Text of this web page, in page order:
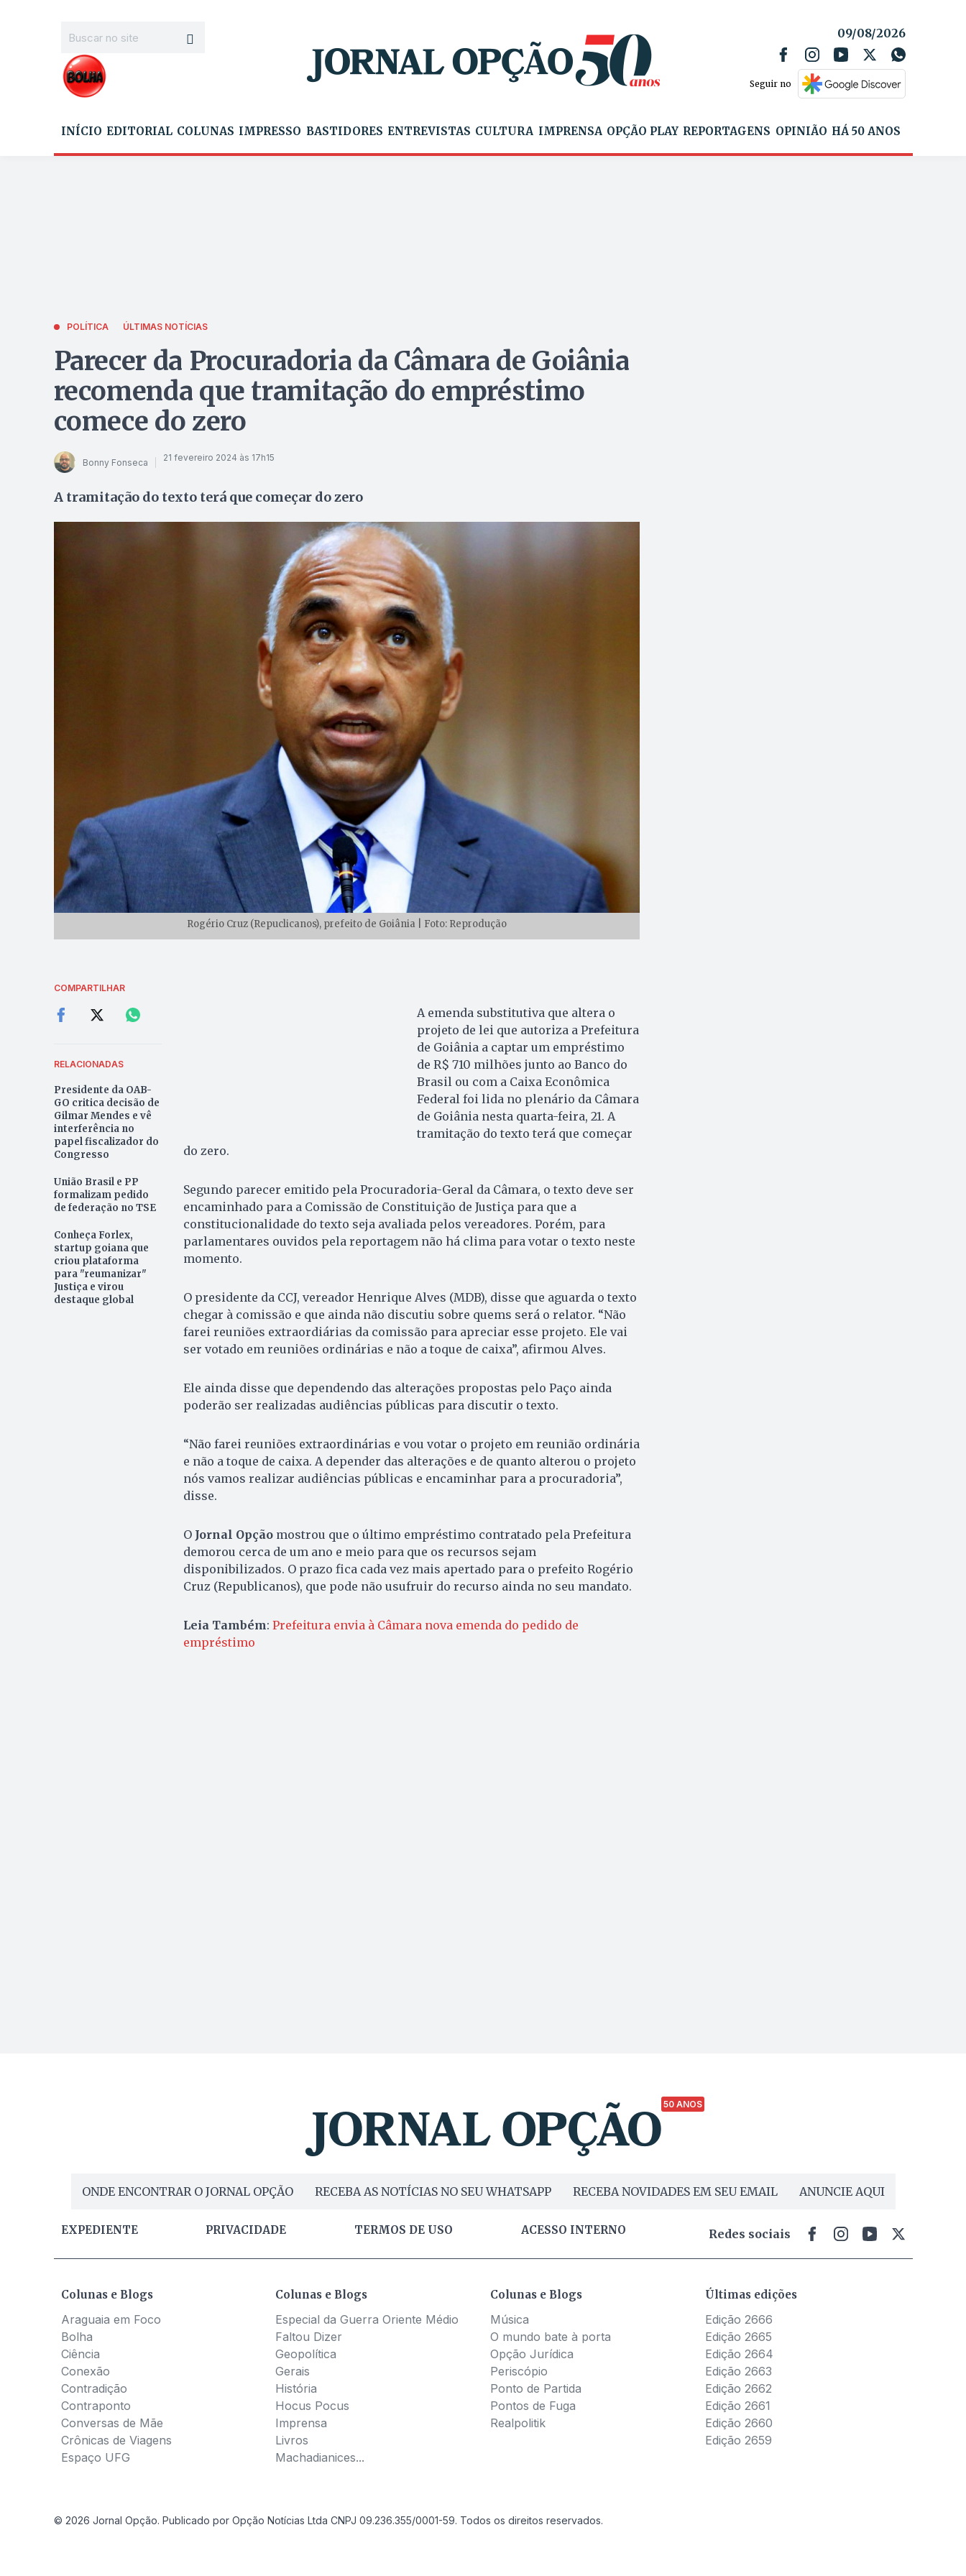
09/08/2026
Seguir no
INÍCIO EDITORIAL COLUNAS IMPRESSO BASTIDORES ENTREVISTAS CULTURA IMPRENSA OPÇÃO PLAY REPORTAGENS OPINIÃO HÁ 50 ANOS
POLÍTICA ÚLTIMAS NOTÍCIAS
Parecer da Procuradoria da Câmara de Goiânia
recomenda que tramitação do empréstimo
comece do zero
Bonny Fonseca 21 fevereiro 2024 às 17h15
A tramitação do texto terá que começar do zero
Rogério Cruz (Repuclicanos), prefeito de Goiânia | Foto: Reprodução
COMPARTILHAR
RELACIONADAS
Presidente da OAB-
GO critica decisão de
Gilmar Mendes e vê
interferência no
papel fiscalizador do
Congresso
União Brasil e PP
formalizam pedido
de federação no TSE
Conheça Forlex,
startup goiana que
criou plataforma
para "reumanizar"
Justiça e virou
destaque global
A emenda substitutiva que altera o
projeto de lei que autoriza a Prefeitura
de Goiânia a captar um empréstimo
de R$ 710 milhões junto ao Banco do
Brasil ou com a Caixa Econômica
Federal foi lida no plenário da Câmara
de Goiânia nesta quarta-feira, 21. A
tramitação do texto terá que começar
do zero.
Segundo parecer emitido pela Procuradoria-Geral da Câmara, o texto deve ser
encaminhado para a Comissão de Constituição de Justiça para que a
constitucionalidade do texto seja avaliada pelos vereadores. Porém, para
parlamentares ouvidos pela reportagem não há clima para votar o texto neste
momento.
O presidente da CCJ, vereador Henrique Alves (MDB), disse que aguarda o texto
chegar à comissão e que ainda não discutiu sobre quems será o relator. “Não
farei reuniões extraordiárias da comissão para apreciar esse projeto. Ele vai
ser votado em reuniões ordinárias e não a toque de caixa”, afirmou Alves.
Ele ainda disse que dependendo das alterações propostas pelo Paço ainda
poderão ser realizadas audiências públicas para discutir o texto.
“Não farei reuniões extraordinárias e vou votar o projeto em reunião ordinária
e não a toque de caixa. A depender das alterações e de quanto alterou o projeto
nós vamos realizar audiências públicas e encaminhar para a procuradoria”,
disse.
O Jornal Opção mostrou que o último empréstimo contratado pela Prefeitura
demorou cerca de um ano e meio para que os recursos sejam
disponibilizados. O prazo fica cada vez mais apertado para o prefeito Rogério
Cruz (Republicanos), que pode não usufruir do recurso ainda no seu mandato.
Leia Também: Prefeitura envia à Câmara nova emenda do pedido de
empréstimo
50 ANOS
ONDE ENCONTRAR O JORNAL OPÇÃO RECEBA AS NOTÍCIAS NO SEU WHATSAPP RECEBA NOVIDADES EM SEU EMAIL ANUNCIE AQUI
EXPEDIENTE PRIVACIDADE TERMOS DE USO ACESSO INTERNO Redes sociais
Colunas e Blogs
Araguaia em Foco
Bolha
Ciência
Conexão
Contradição
Contraponto
Conversas de Mãe
Crônicas de Viagens
Espaço UFG
Colunas e Blogs
Especial da Guerra Oriente Médio
Faltou Dizer
Geopolítica
Gerais
História
Hocus Pocus
Imprensa
Livros
Machadianices...
Colunas e Blogs
Música
O mundo bate à porta
Opção Jurídica
Periscópio
Ponto de Partida
Pontos de Fuga
Realpolitik
Últimas edições
Edição 2666
Edição 2665
Edição 2664
Edição 2663
Edição 2662
Edição 2661
Edição 2660
Edição 2659
© 2026 Jornal Opção. Publicado por Opção Notícias Ltda CNPJ 09.236.355/0001-59. Todos os direitos reservados.